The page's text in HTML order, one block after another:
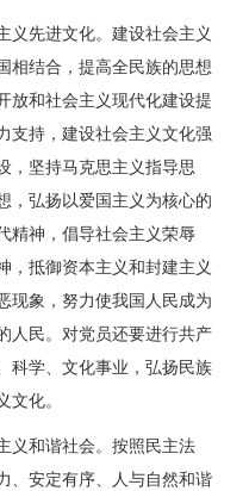
先进文化。建设社会主义
相结合，提高全民族的思想
放和社会主义现代化建设提
支持，建设社会主义文化强
，坚持马克思主义指导思
，弘扬以爱国主义为核心的
精神，倡导社会主义荣辱
，抵御资本主义和封建主义
现象，努力使我国人民成为
人民。对党员还要进行共产
科学、文化事业，弘扬民族
文化。
和谐社会。按照民主法
、安定有序、人与自然和谐